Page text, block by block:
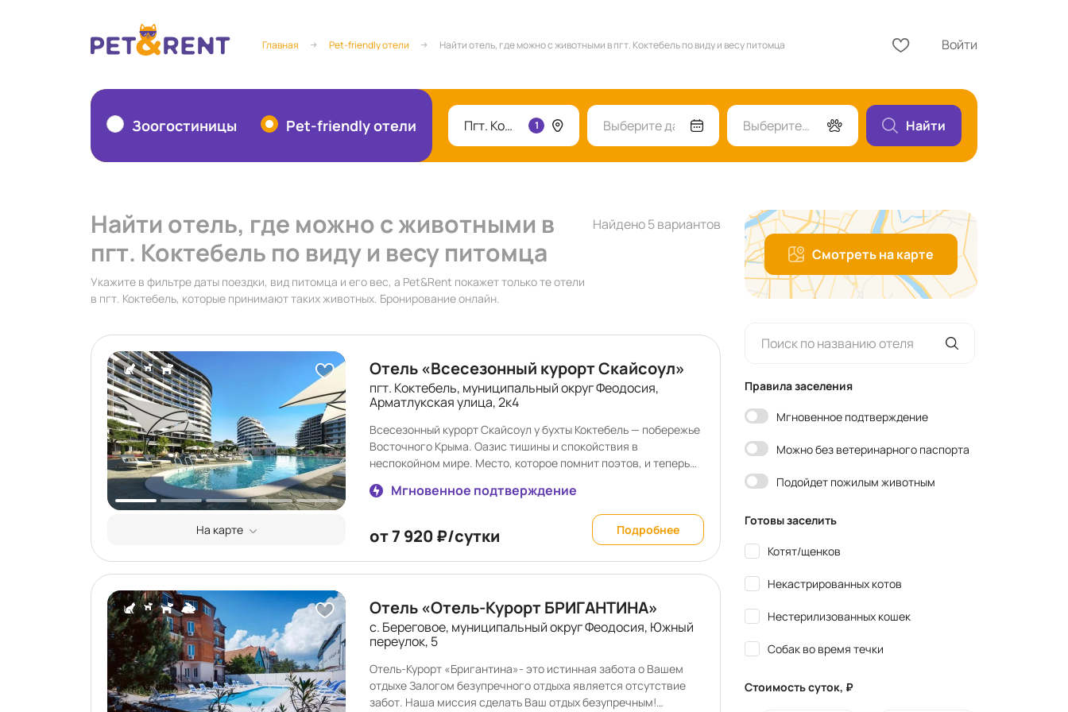
Главная Pet-friendly отели Найти отель, где можно с животными в пгт. Коктебель по виду и весу питомца Войти
Зоогостиницы Pet-friendly отели Пгт. Коктебель 1 Выберите даты Выберите гостей Найти
Найти отель, где можно с животными в
пгт. Коктебель по виду и весу питомца
Укажите в фильтре даты поездки, вид питомца и его вес, а Pet&Rent покажет только те отели
в пгт. Коктебель, которые принимают таких животных. Бронирование онлайн.
Найдено 5 вариантов
На карте
Отель «Всесезонный курорт Скайсоул»
пгт. Коктебель, муниципальный округ Феодосия,
Арматлукская улица, 2к4
Всесезонный курорт Скайсоул у бухты Коктебель — побережье
Восточного Крыма. Оазис тишины и спокойствия в
неспокойном мире. Место, которое помнит поэтов, и теперь
дизайнерские номера, включая семейные люксы с видом на
номера с балконами, откуда открываются потрясающие виды
на Коктебельскую бухту или горы, кондиционером, мини
баром, халатами и косметикой. Некоторые номера
оборудованы стиральной машиной и микроволновой печью. В
заказать обед и ужин а la carte, предлагается услуга
обслуживания в номерах. На территории — 2 круглогодичных
подогреваемых бассейна с пресной водой (для взрослых и
маленьких путешественников). Есть панорамная баня. На
территории оборудована современное пространство для
занятий спортом с тренажерами. Для детей предусмотрен
Мгновенное подтверждение
от 7 920 ₽/сутки Подробнее
Отель «Отель-Курорт БРИГАНТИНА»
с. Береговое, муниципальный округ Феодосия, Южный
переулок, 5
Отель-Курорт «Бригантина»- это истинная забота о Вашем
отдыхе Залогом безупречного отдыха является отсутствие
забот. Наша миссия сделать Ваш отдых безупречным!
Смотреть на карте
Правила заселения
Мгновенное подтверждение
Можно без ветеринарного паспорта
Подойдет пожилым животным
Готовы заселить
Котят/щенков
Некастрированных котов
Нестерилизованных кошек
Собак во время течки
Стоимость суток, ₽